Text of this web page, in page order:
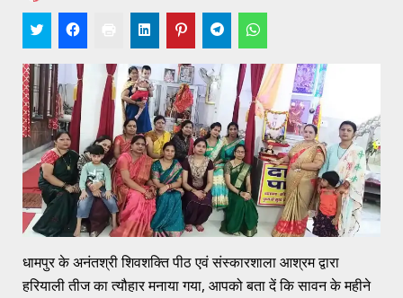
धामपुर के अनंतश्री शिवशक्ति पीठ एवं संस्कारशाला आश्रम द्वारा
हरियाली तीज का त्यौहार मनाया गया, आपको बता दें कि सावन के महीने